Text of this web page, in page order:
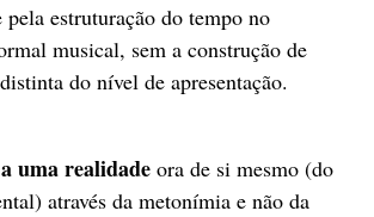
pela estruturação do tempo no
musical, sem a construção de
do nível de apresentação.
uma realidade ora de si mesmo (do
através da metonímia e não da